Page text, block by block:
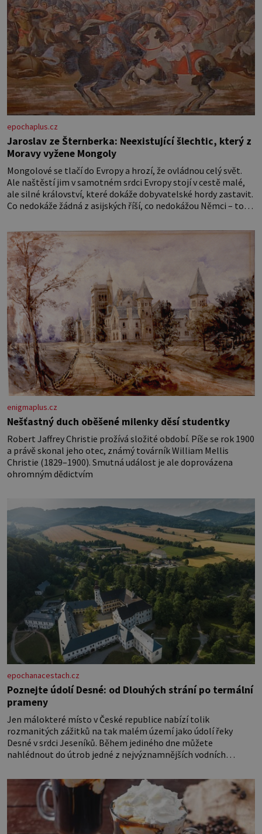
epochaplus.cz
Jaroslav ze Šternberka: Neexistující šlechtic, který z
Moravy vyžene Mongoly
Mongolové se tlačí do Evropy a hrozí, že ovládnou celý svět.
Ale naštěstí jim v samotném srdci Evropy stojí v cestě malé,
ale silné království, které dokáže dobyvatelské hordy zastavit.
Co nedokáže žádná z asijských říší, co nedokážou Němci – to
postupují podél Kaspického a Azovského moře,
enigmaplus.cz
Nešťastný duch oběšené milenky děsí studentky
Robert Jaffrey Christie prožívá složité období. Píše se rok 1900
a právě skonal jeho otec, známý továrník William Mellis
Christie (1829–1900). Smutná událost je ale doprovázena
ohromným dědictvím
epochanacestach.cz
Poznejte údolí Desné: od Dlouhých strání po termální
prameny
Jen málokteré místo v České republice nabízí tolik
rozmanitých zážitků na tak malém území jako údolí řeky
Desné v srdci Jeseníků. Během jediného dne můžete
nahlédnout do útrob jedné z nejvýznamnějších vodních
koloběžce a den zakončit poznáváním památek ve Velkých
Losinách nebo v termálním